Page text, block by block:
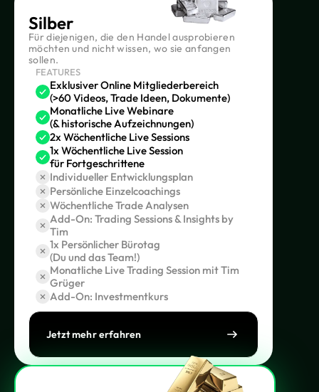
Silber
Für diejenigen, die den Handel ausprobieren
möchten und nicht wissen, wo sie anfangen
sollen.
FEATURES
Exklusiver Online Mitgliederbereich
(>60 Videos, Trade Ideen, Dokumente)
Monatliche Live Webinare
(& historische Aufzeichnungen)
2x Wöchentliche Live Sessions
1x Wöchentliche Live Session
für Fortgeschrittene
Individueller Entwicklungsplan
Persönliche Einzelcoachings
Wöchentliche Trade Analysen
Add-On: Trading Sessions & Insights by
Tim
1x Persönlicher Bürotag
(Du und das Team!)
Monatliche Live Trading Session mit Tim
Grüger
Add-On: Investmentkurs
Jetzt mehr erfahren